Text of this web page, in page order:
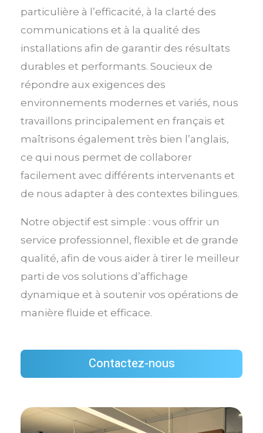
particulière à l’efficacité, à la clarté des
communications et à la qualité des
installations afin de garantir des résultats
durables et performants. Soucieux de
répondre aux exigences des
environnements modernes et variés, nous
travaillons principalement en français et
maîtrisons également très bien l’anglais,
ce qui nous permet de collaborer
facilement avec différents intervenants et
de nous adapter à des contextes bilingues.
Notre objectif est simple : vous offrir un
service professionnel, flexible et de grande
qualité, afin de vous aider à tirer le meilleur
parti de vos solutions d’affichage
dynamique et à soutenir vos opérations de
manière fluide et efficace.
Contactez-nous